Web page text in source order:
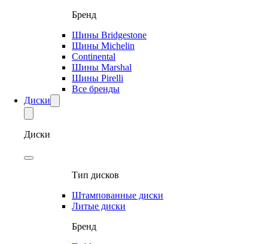
Бренд
Шины Bridgestone
Шины Michelin
Continental
Шины Marshal
Шины Pirelli
Все бренды
Диски
Диски
Тип дисков
Штампованные диски
Литые диски
Бренд